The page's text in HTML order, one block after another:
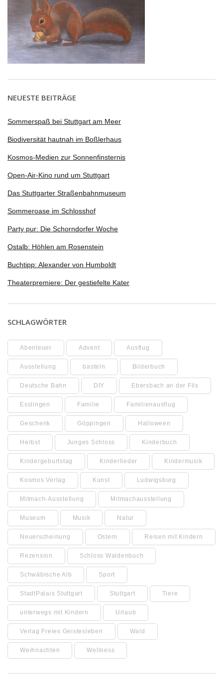
NEUESTE BEITRÄGE
Sommerspaß bei Stuttgart am Meer
Biodiversität hautnah im Boßlerhaus
Kosmos-Medien zur Sonnenfinsternis
Open-Air-Kino rund um Stuttgart
Das Stuttgarter Straßenbahnmuseum
Sommeroase im Schlosshof
Party pur: Die Schorndorfer Woche
Ostalb: Höhlen am Rosenstein
Buchtipp: Alexander von Humboldt
Theaterpremiere: Der gestiefelte Kater
SCHLAGWÖRTER
Abenteuer Advent Ausflug
Ausstellung basteln Bilderbuch
Deutsche Bahn DIY Ebersbach an der Fils
Esslingen Familie Familienausflug
Geschenk Göppingen Halloween
Herbst Junges Schloss Kinderbuch
Kindergeburtstag Kinderlieder Kindermusik
Kosmos Verlag Kunst Ludwigsburg
Mitmach-Ausstellung Mitmachausstellung
Museum Musik Natur
Neuerscheinung Ostern Reisen mit Kindern
Rezension Schloss Waldenbuch
Schwäbische Alb Sport
StadtPalais Stuttgart Stuttgart Tiere
unterwegs mit Kindern Urlaub
Verlag Freies Geistesleben Wald
Weihnachten Wellness